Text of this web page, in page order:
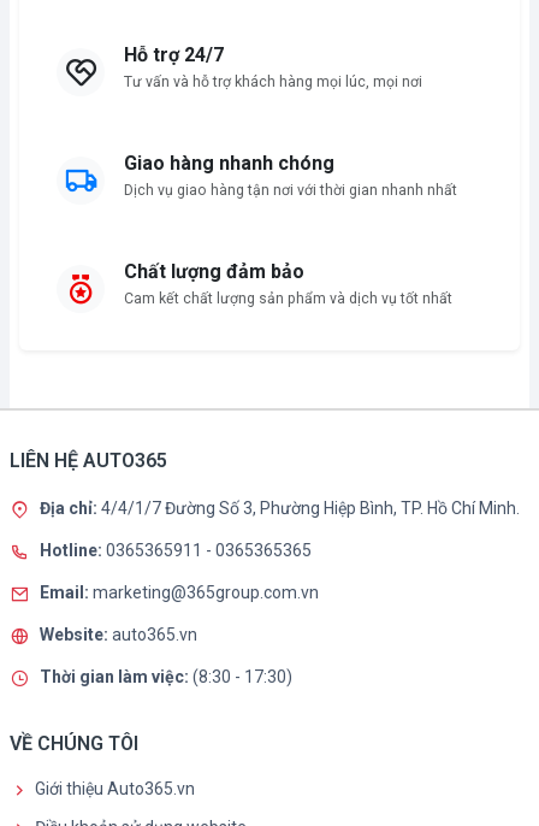
Hỗ trợ 24/7
Tư vấn và hỗ trợ khách hàng mọi lúc, mọi nơi
Giao hàng nhanh chóng
Dịch vụ giao hàng tận nơi với thời gian nhanh nhất
Chất lượng đảm bảo
Cam kết chất lượng sản phẩm và dịch vụ tốt nhất
LIÊN HỆ AUTO365
Địa chỉ: 4/4/1/7 Đường Số 3, Phường Hiệp Bình, TP. Hồ Chí Minh.
Hotline: 0365365911 - 0365365365
Email: marketing@365group.com.vn
Website: auto365.vn
Thời gian làm việc: (8:30 - 17:30)
VỀ CHÚNG TÔI
Giới thiệu Auto365.vn